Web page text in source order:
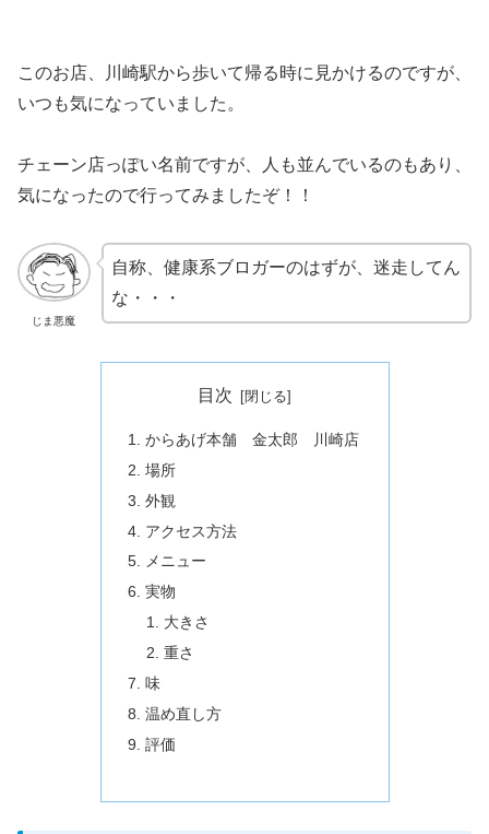
このお店、川崎駅から歩いて帰る時に見かけるのですが、
いつも気になっていました。
チェーン店っぽい名前ですが、人も並んでいるのもあり、
気になったので行ってみましたぞ！！
じま悪魔
自称、健康系ブロガーのはずが、迷走してん
な・・・
目次
からあげ本舗 金太郎 川崎店
場所
外観
アクセス方法
メニュー
実物
大きさ
重さ
味
温め直し方
評価